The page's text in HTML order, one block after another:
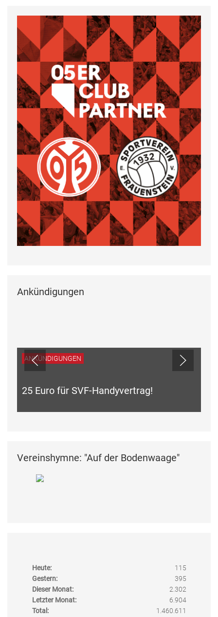
Ankündigungen
ANKÜNDIGUNGEN
25 Euro für SVF-Handyvertrag!
Vereinshymne: "Auf der Bodenwaage"
Heute:
115
Gestern:
395
Dieser Monat:
2.302
Letzter Monat:
6.904
Total:
1.460.611